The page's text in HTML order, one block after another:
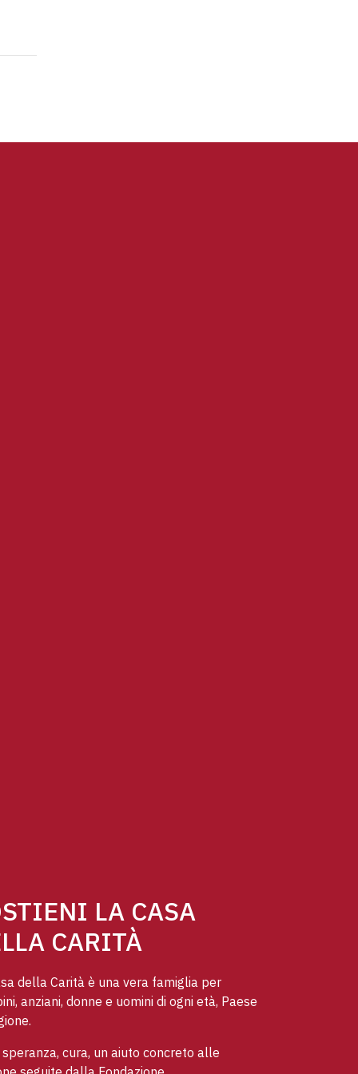
LA CASA
CARITÀ
della Carità è una vera famiglia per
anziani, donne e uomini di ogni età, Paese
speranza, cura, un aiuto concreto alle